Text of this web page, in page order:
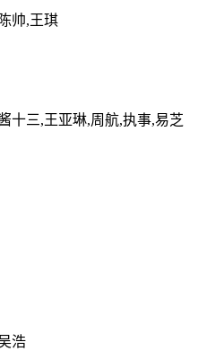
帅,王琪
十三,王亚琳,周航,执事,易芝
浩